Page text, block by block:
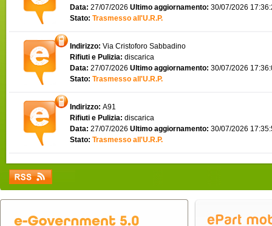
Data: 27/07/2026 Ultimo aggiornamento: 30/07/2026
Stato: Trasmesso all'U.R.P.
Indirizzo: Via Cristoforo Sabbadino
Rifiuti e Pulizia: discarica
Data: 27/07/2026 Ultimo aggiornamento: 30/07/2026
Stato: Trasmesso all'U.R.P.
Indirizzo: A91
Rifiuti e Pulizia: discarica
Data: 27/07/2026 Ultimo aggiornamento: 30/07/2026
Stato: Trasmesso all'U.R.P.